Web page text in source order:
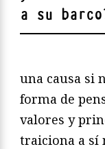
a su
una causa si
forma de
valores y
traiciona a sí